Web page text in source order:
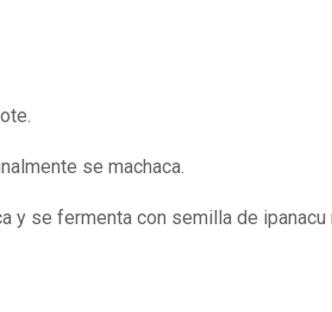
se machaca.
y se fermenta con semilla de ipanacu